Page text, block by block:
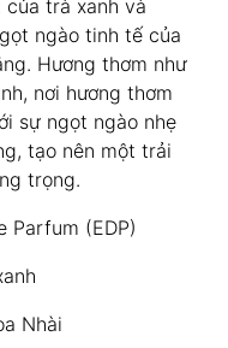
của trà xanh và
ngào tinh tế của
Hương thơm như
nơi hương thơm
sự ngọt ngào nhẹ
tạo nên một trải
trọng.
Parfum (EDP)
Nhài